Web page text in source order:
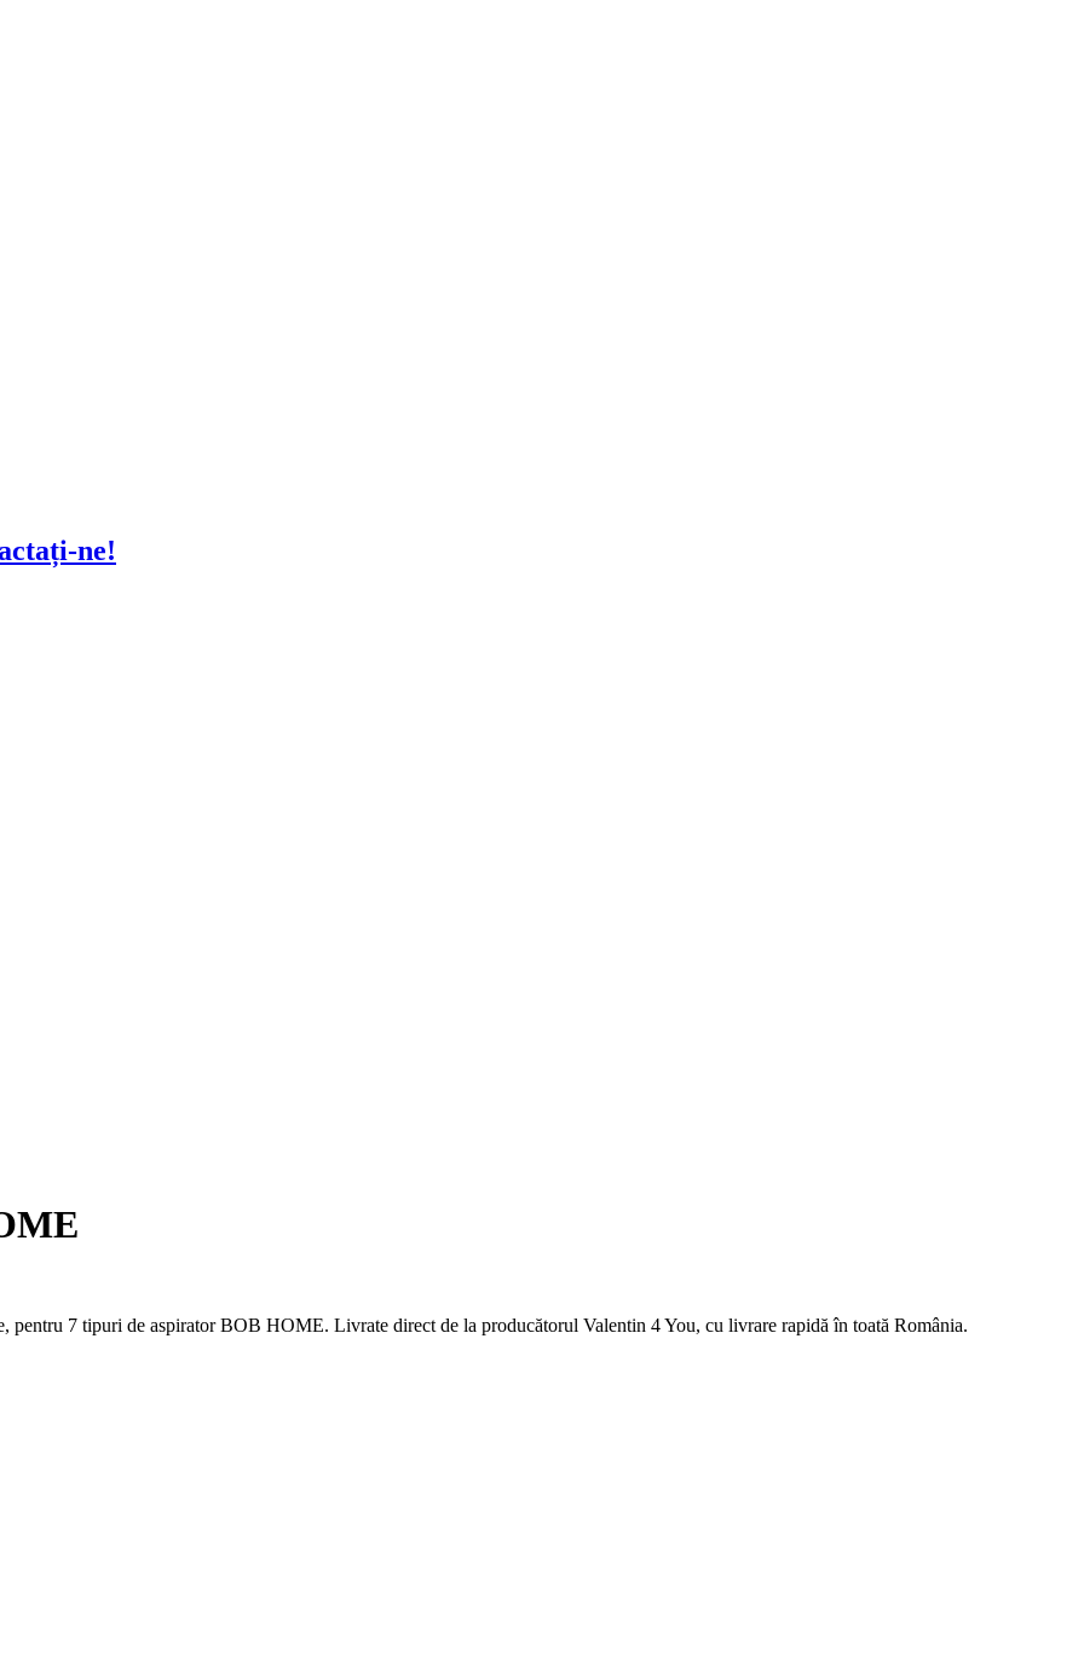
ne!
pentru 7 tipuri de aspirator BOB HOME. Livrate direct de la producătorul Valentin 4 You, cu livrare rapidă în toată România.